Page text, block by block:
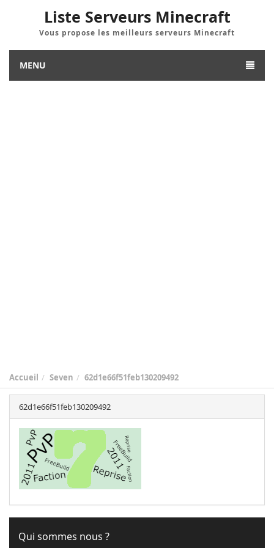
Liste Serveurs Minecraft
Vous propose les meilleurs serveurs Minecraft
MENU
Accueil Seven 62d1e66f51feb130209492
62d1e66f51feb130209492
Qui sommes nous ?